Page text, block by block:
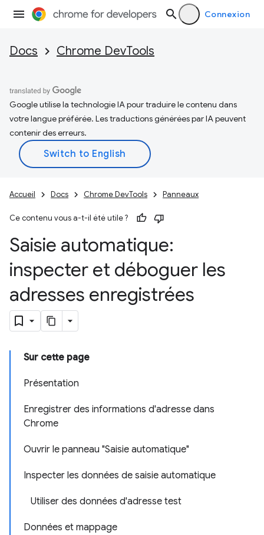
Connexion
Docs Chrome DevTools
Google utilise la technologie IA pour traduire le contenu dans
votre langue préférée. Les traductions générées par IA peuvent
contenir des erreurs.
Accueil Docs Chrome DevTools Panneaux
Ce contenu vous a-t-il été utile ?
Saisie automatique:
inspecter et déboguer les
adresses enregistrées
Sur cette page
Présentation
Enregistrer des informations d'adresse dans
Chrome
Ouvrir le panneau "Saisie automatique"
Inspecter les données de saisie automatique
Utiliser des données d'adresse test
Données et mappage